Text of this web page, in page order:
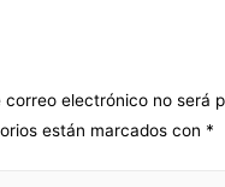
correo electrónico no será
están marcados con *